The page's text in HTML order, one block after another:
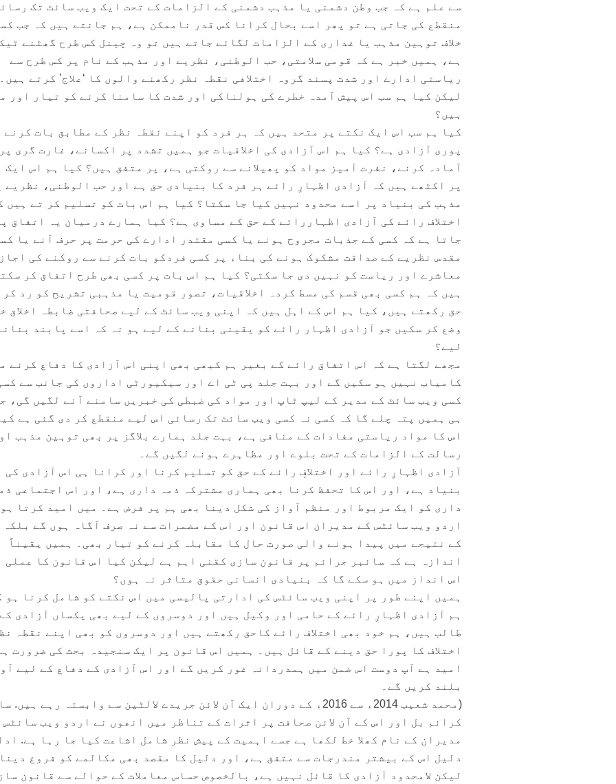
سے علم ہے کہ جب وطن دشمنی یا مذہب دشمنی کے الزامات کے تحت ایک ویب سائٹ تک
منقطع کی جاتی ہے تو پھر اسے بحال کرانا کس قدر ناممکن ہے، ہم جانتے ہیں کہ جب
خلاف توہین مذہب یا غداری کے الزامات لگائے جاتے ہیں تو وہ چینل کس طرح گھٹنے
ہے، ہمیں خبر ہے کہ قومی سلامتی، حب الوطنی، نظریے اور مذہب کے نام پر کس طرح سے
ریاستی ادارے اور شدت پسند گروہ اختلافی نقطہ نظر رکھنے والوں کا ‘علاج’ کرتے ہیں۔
لیکن کیا ہم سب اس پیش آمدہ خطرے کی ہولناکی اور شدت کا سامنا کرنے کو تیار اور
ہیں؟
کیا ہم سب اس ایک نکتے پر متحد ہیں کہ ہر فرد کو اپنے نقطہ نظر کے مطابق بات کرنے
پوری آزادی ہے؟ کیا ہم اس آزادی کی اخلاقیات جو ہمیں تشدد پر اکسانے، غارت گری پر
آمادہ کرنے، نفرت آمیز مواد کو پھیلانے سے روکتی ہے، پر متفق ہیں؟ کیا ہم اس ایک
پر اکٹھے ہیں کہ آزادی اظہارِ رائے ہر فرد کا بنیادی حق ہے اور حب الوطنی، نظریے
مذہب کی بنیاد پر اسے محدود نہیں کیا جا سکتا؟ کیا ہم اس بات کو تسلیم کر تے ہیں
اختلاف رائے کی آزادی اظہاررائے کے حق کے مساوی ہے؟ کیا ہمارے درمیان یہ اتفاق
جاتا ہے کہ کسی کے جذبات مجروح ہونے یا کسی مقتدر ادارے کی حرمت پر حرف آنے یا
مقدس نظریے کے صداقت مشکوک ہونے کی بناء پر کسی فردکو بات کرنے سے روکنے کی
معاشرے اور ریاست کو نہیں دی جا سکتی؟ کیا ہم اس بات پر کسی بھی طرح اتفاق کر
ہیں کہ ہم کسی بھی قسم کی مسط کردہ اخلاقیات، تصور قومیت یا مذہبی تشریح کو رد
حق رکھتے ہیں، کیا ہم اس کے اہل ہیں کہ اپنی ویب سائٹ کے لیے صحافتی ضابطہ اخلاق
وضع کر سکیں جو آزادی اظہار رائے کو یقینی بنانے کے لیے ہو نہ کہ اسے پابند
لیے؟
مجھے لگتا ہے کہ اس اتفاق رائے کے بغیر ہم کبھی بھی اپنی اس آزادی کا دفاع کرنے
کامیاب نہیں ہو سکیں گے اور بہت جلد پی ٹی اے اور سیکیورٹی اداروں کی جانب سے
کسی ویب سائٹ کے مدیر کے لیپ ٹاپ اور مواد کی ضبطی کی خبریں سامنے آنے لگیں گی،
ہی ہمیں پتہ چلے گا کہ کسی نہ کسی ویب سائٹ تک رسائی اس لیے منقطع کر دی گئی ہے
اس کا مواد ریاستی مفادات کے منافی ہے، بہت جلد ہمارے بلاگز پر بھی توہین مذہب
رسالت کے الزامات کے تحت بلوے اور مظاہرے ہونے لگیں گے۔
آزادی اظہارِ رائے اور اختلافِ رائے کے حق کو تسلیم کرنا اور کرانا ہی اس آزادی کی
بنیاد ہے، اور اس کا تحفظ کرنا بھی ہماری مشترکہ ذمہ داری ہے، اور اس اجتماعی
داری کو ایک مربوط اور منظم آواز کی شکل دینا بھی ہم پر فرض ہے۔ میں امید کرتا
اردو ویب سائٹس کے مدیران اس قانون اور اس کے مضمرات سے نہ صرف آگاہ ہوں گے بلکہ
کے نتیجے میں پیدا ہونے والی صورت حال کا مقابلہ کرنے کو تیار بھی۔ ہمیں یقیناً
اندازہ ہے کہ سائبر جرائم پر قانون سازی کقنی اہم ہے لیکن کیا اس قانون کا عملی
اس انداز میں ہو سکے گا کہ بنیادی انسانی حقوق متاثر نہ ہوں؟
ہمیں اپنے طور پر اپنی ویب سائٹس کی ادارتی پالیسی میں اس نکتے کو شامل کرنا ہو
ہم آزادی اظہارِ رائے کے حامی اور وکیل ہیں اور دوسروں کے لیے بھی یکساں آزادی کے
طالب ہیں، ہم خود بھی اختلاف رائے کاحق رکھتے ہیں اور دوسروں کو بھی اپنے نقطہ
اختلاف کا پورا حق دینے کے قائل ہیں۔ ہمیں اس قانون پر ایک سنجیدہ بحث کی ضرورت
امید ہے آپ دوست اس ضمن میں ہمدردانہ غور کریں گے اور اس آزادی کے دفاع کے لیے
بلند کریں گے۔
(محمد شعیب 2014ء سے 2016ء کے دوران ایک آن لائن جریدے لالٹین سے وابستہ رہے ہیں.
کرائم بل اور اس کے آن لائن صحافت پر اثرات کے تناظر میں انھوں نے اردو ویب سائٹس
مدیران کے نام کھلا خط لکھا ہے جسے اہمیت کے پیش نظر شامل اشاعت کیا جا رہا ہے.
دلیل اس کے بیشتر مندرجات سے متفق ہے، اور دلیل کا مقصد بھی مکالمے کو فروغ
لیکن لامحدود آزادی کا قائل نہیں ہے، بالخصوص حساس معاملات کے حوالے سے قانون